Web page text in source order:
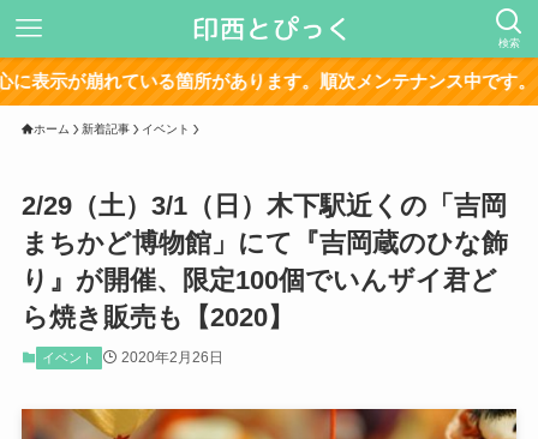
検索
ている箇所があります。順次メンテナンス中です。
ホーム 新着記事 イベント
2/29（土）3/1（日）木下駅近くの「吉岡
まちかど博物館」にて『吉岡蔵のひな飾
り』が開催、限定100個でいんザイ君ど
ら焼き販売も【2020】
イベント 2020年2月26日